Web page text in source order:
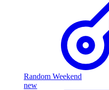
Random Weekend
new